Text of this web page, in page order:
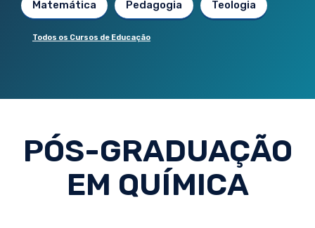
Matemática Pedagogia Teologia
Todos os Cursos de Educação
PÓS-GRADUAÇÃO
EM QUÍMICA